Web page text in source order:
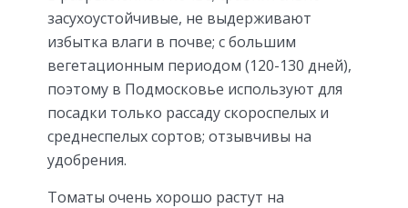
засухоустойчивые, не выдерживают
избытка влаги в почве; с большим
вегетационным периодом (120-130 дней),
поэтому в Подмосковье используют для
посадки только рассаду скороспелых и
среднеспелых сортов; отзывчивы на
удобрения.
Томаты очень хорошо растут на